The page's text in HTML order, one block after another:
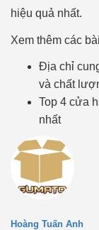
hiệu quả nhất.
Xem thêm các
Địa chỉ
và chất
Top 4 cửa
nhất
Hoàng Tuấn Anh